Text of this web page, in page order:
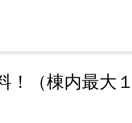
！（棟内最大